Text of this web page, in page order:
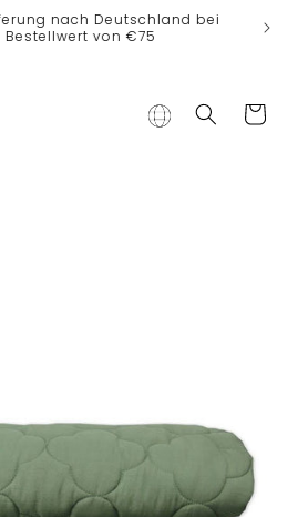
nach Deutschland bei
Bestellwert von €75
Warenkorb